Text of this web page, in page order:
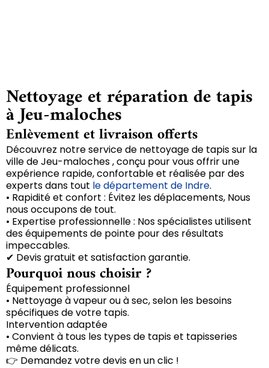
Nettoyage et réparation de tapis
à Jeu-maloches
Enlèvement et livraison offerts
Découvrez notre service de nettoyage de tapis sur la
ville de Jeu-maloches , conçu pour vous offrir une
expérience rapide, confortable et réalisée par des
experts dans tout le département de Indre.
• Rapidité et confort : Évitez les déplacements, Nous
nous occupons de tout.
• Expertise professionnelle : Nos spécialistes utilisent
des équipements de pointe pour des résultats
impeccables.
✔ Devis gratuit et satisfaction garantie.
Pourquoi nous choisir ?
Équipement professionnel
• Nettoyage à vapeur ou à sec, selon les besoins
spécifiques de votre tapis.
Intervention adaptée
• Convient à tous les types de tapis et tapisseries
même délicats.
👉 Demandez votre devis en un clic !